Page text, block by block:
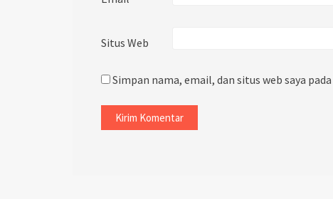
Situs Web
Simpan nama, email, dan situs web saya